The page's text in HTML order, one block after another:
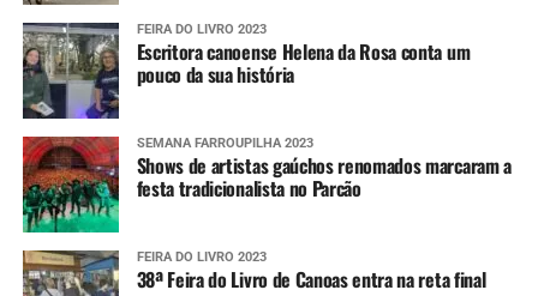
FEIRA DO LIVRO 2023
Escritora canoense Helena da Rosa conta um
pouco da sua história
SEMANA FARROUPILHA 2023
Shows de artistas gaúchos renomados marcaram a
festa tradicionalista no Parcão
FEIRA DO LIVRO 2023
38ª Feira do Livro de Canoas entra na reta final